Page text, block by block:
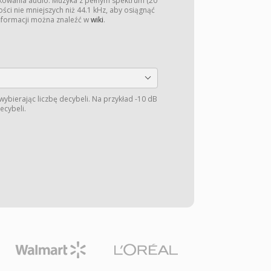
nie mniejszych niż 44.1 kHz, aby osiągnąć
można znaleźć wwiki.
liczbę decybeli. Na przykład -10 dB